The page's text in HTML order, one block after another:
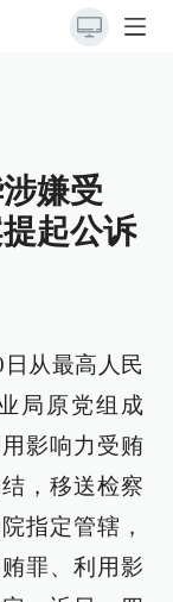
嫌受
起公诉
从最高人民
局原党组成
影响力受贿
，移送检察
指定管辖，
罪、利用影